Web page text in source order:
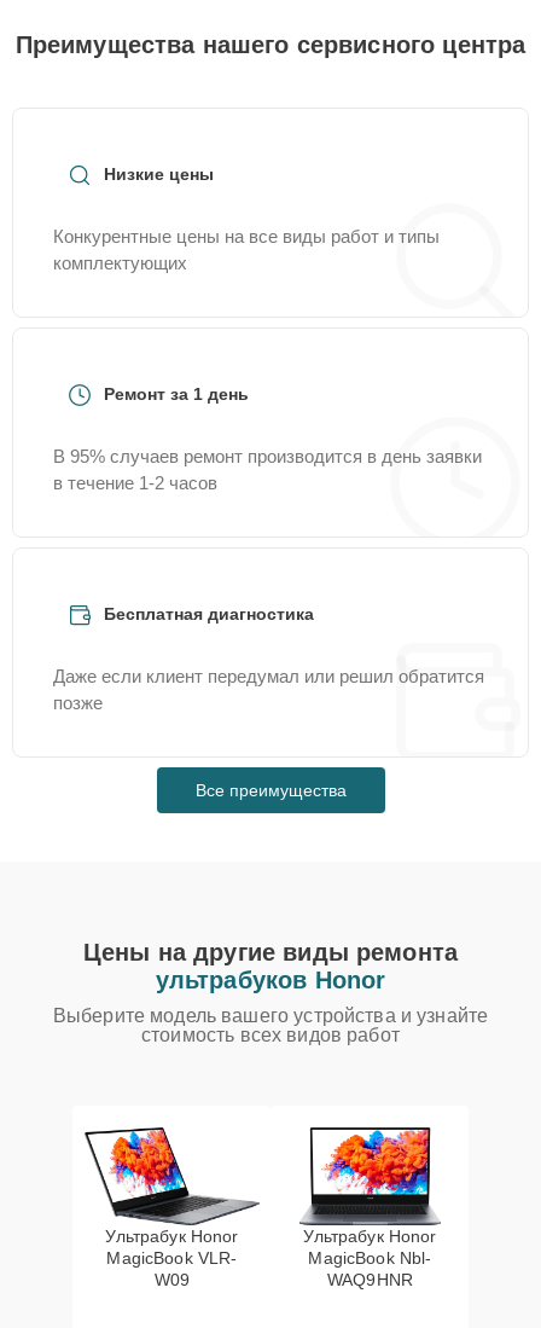
Преимущества нашего сервисного центра
Низкие цены
Конкурентные цены на все виды работ и типы
комплектующих
Ремонт за 1 день
В 95% случаев ремонт производится в день заявки
в течение 1-2 часов
Бесплатная диагностика
Даже если клиент передумал или решил обратится
позже
Все преимущества
Цены на другие виды ремонта
ультрабуков Honor
Выберите модель вашего устройства и узнайте
стоимость всех видов работ
Ультрабук Honor
MagicBook VLR-
W09
Ультрабук Honor
MagicBook Nbl-
WAQ9HNR